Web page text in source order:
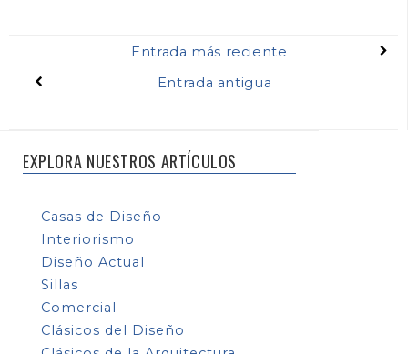
Entrada más reciente
Entrada antigua
EXPLORA NUESTROS ARTÍCULOS
Casas de Diseño
Interiorismo
Diseño Actual
Sillas
Comercial
Clásicos del Diseño